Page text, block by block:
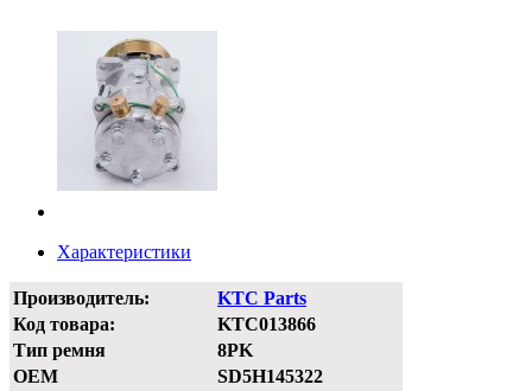
Характеристики
Производитель:
KTC Parts
Код товара:
KTC013866
Тип ремня
8PK
OEM
SD5H145322